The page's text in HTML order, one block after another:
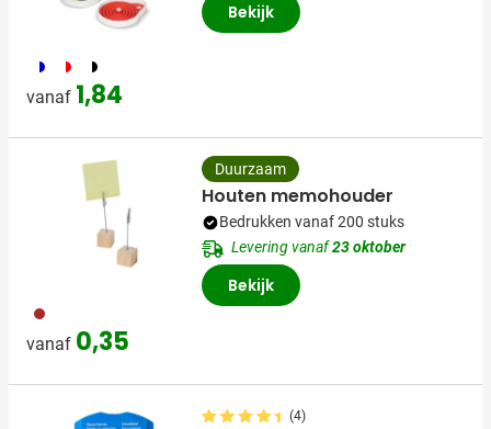
187 188 169
vanaf 1,84
Bekijk
011
vanaf 0,35
Duurzaam
Houten memohouder
Bedrukken vanaf 200 stuks
Levering vanaf23 oktober
Bekijk
(4)